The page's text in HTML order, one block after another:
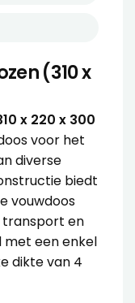
(310 x
x 220 x 300
voor het
diverse
biedt
vouwdoos
transport en
met een enkel
dikte van 4